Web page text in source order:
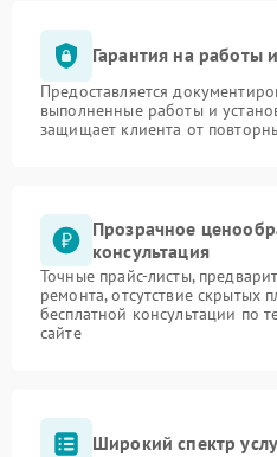
Гарантия на работы
Предоставляется
выполненные работы и
защищает клиента от
Прозрачное
консультация
Точные прайс-листы,
ремонта, отсутствие скрытых
бесплатной консультации по
сайте
Широкий спектр